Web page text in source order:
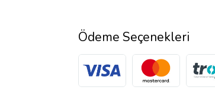
Ödeme Seçenekleri